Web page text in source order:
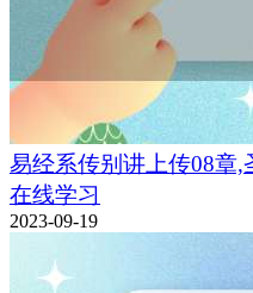
易经系传别讲上传08章,
在线学习
2023-09-19